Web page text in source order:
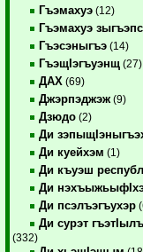
Гъэмахуэ (12)
Гъэмахуэ
Гъэсэныгъэ (14)
ГъэщIэгъуэнщ (27)
ДАХ (69)
Джэрпэджэж (9)
Дзюдо (2)
Ди
Ди куейхэм (1)
Ди къуэш
Ди
Ди псэлъэгъухэр
Ди сурэт
(332)